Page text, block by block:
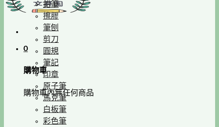
0
購物車
購物車內無任何商品
鉛筆
擦膠
筆刨
剪刀
圓規
筆記
印章
原子筆
馬克筆
白板筆
彩色筆